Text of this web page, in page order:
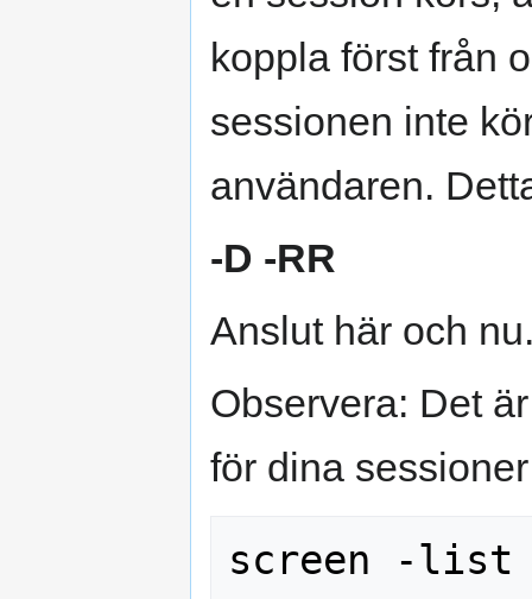
koppla först från
sessionen inte
användaren.
-D -RR
Anslut här och
Observera: Det
för dina